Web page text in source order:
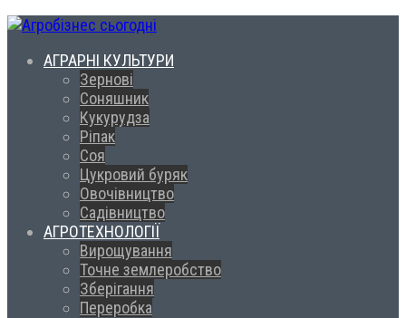
АГРАРНІ КУЛЬТУРИ
Зернові
Соняшник
Кукурудза
Ріпак
Соя
Цукровий буряк
Овочівництво
Садівництво
АГРОТЕХНОЛОГІЇ
Вирощування
Точне землеробство
Зберігання
Переробка